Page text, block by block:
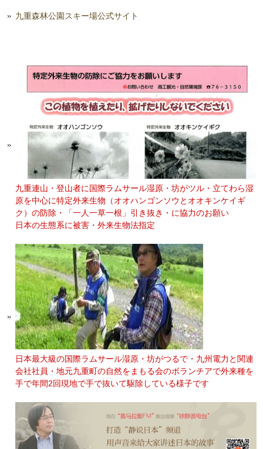
九重森林公園スキー場公式サイト
九重連山・登山者に国際ラムサール湿原・坊がツル・立てわら湿
原を中心に特定外来生物（オオハンゴンソウとオオキンケイギ
ク）の防除・「一人一草一根」引き抜き・に協力のお願い
日本の生態系に被害・外来生物法指定
日本最大級の国際ラムサール湿原・坊がつるで・九州電力と関連
会社社員・地元九重町の自然をまもる会のボランチアで外来種を
手で年間2回現地で手で抜いて駆除している様子です